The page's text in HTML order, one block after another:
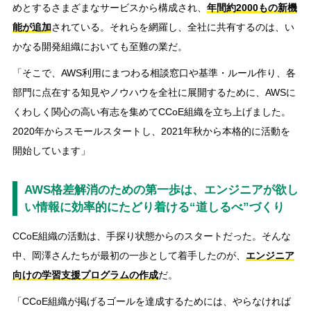
めとするさまざまなサービスから構成され、 年間約2000もの新機
能が追加されている。それらを網羅し、全社に共有するのは、い
かなる開発組織においても至難の業だ。
「そこで、AWS利用にまつわる相談窓口や基準・ルール作り、各
部門に点在する知見やノウハウを全社に展開するために、AWSに
くわしく関心の高い有志を集めてCCoE組織を立ち上げました。
2020年からスモールスタートし、2021年秋から本格的に活動を
開始しています」
AWS格差解消のための第一歩は、エンジニアが欲し
い情報に効率的にたどり着ける“道しるべ”づくり
CCoE組織の活動は、手探り状態からのスタートだった。そんな
中、岡澤さんたちが最初の一歩として着手したのが、 エンジニア
向けの学習支援プログラムの作成だ。
「CCoE組織が掲げるゴールを達成するためには、やらなければ